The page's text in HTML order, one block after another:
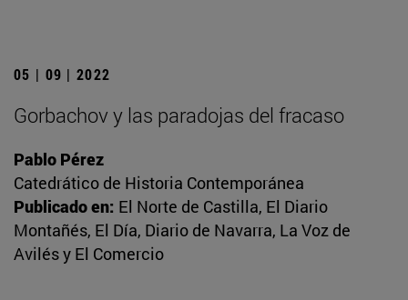
05 | 09 | 2022
Gorbachov y las paradojas del fracaso
Pablo Pérez
Catedrático de Historia Contemporánea
Publicado en: El Norte de Castilla, El Diario
Montañés, El Día, Diario de Navarra, La Voz de
Avilés y El Comercio